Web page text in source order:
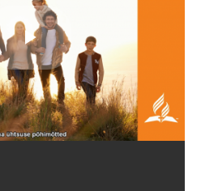
Esita
video